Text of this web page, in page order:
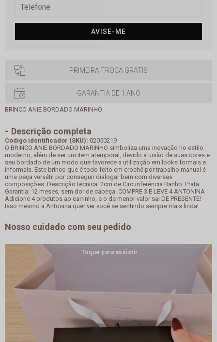
AVISE-ME
PRIMEIRA TROCA GRÁTIS
GARANTIA DE 1 ANO
BRINCO ANIE BORDADO MARINHO
Descrição completa
Código identificador (SKU): 02050219
O BRINCO ANIE BORDADO MARINHO simboliza uma inovação no estilo
moderno, além de ser um item atemporal, devido a união de suas cores e
seu bordado de um modo que favorece a utilização em looks formais e
informais. Este brinco que é todo feito em crochê por trabalho manual é
uma peça versátil por conseguir dialogar bem com diversas
composições. Descrição técnica: 2cm de Circunferência Banho: Prata
Garantia: 12 meses, sem dor de cabeça. COMPRE 3 E LEVE 4 ANTONINA
Adicione 4 produtos ao carrinho, e o de menor valor sai DE PRESENTE!
Isso mesmo a Antonina quer ver você se sentindo sempre mais linda!
Nosso cuidado com seu pedido